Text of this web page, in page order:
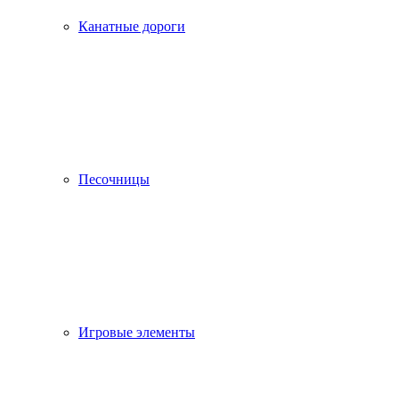
Канатные дороги
Песочницы
Игровые элементы